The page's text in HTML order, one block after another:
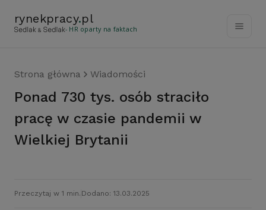
rynekpracy.pl
- HR oparty na faktach
Strona główna Wiadomości
Ponad 730 tys. osób straciło
pracę w czasie pandemii w
Wielkiej Brytanii
Przeczytaj w 1 min. Dodano: 13.03.2025